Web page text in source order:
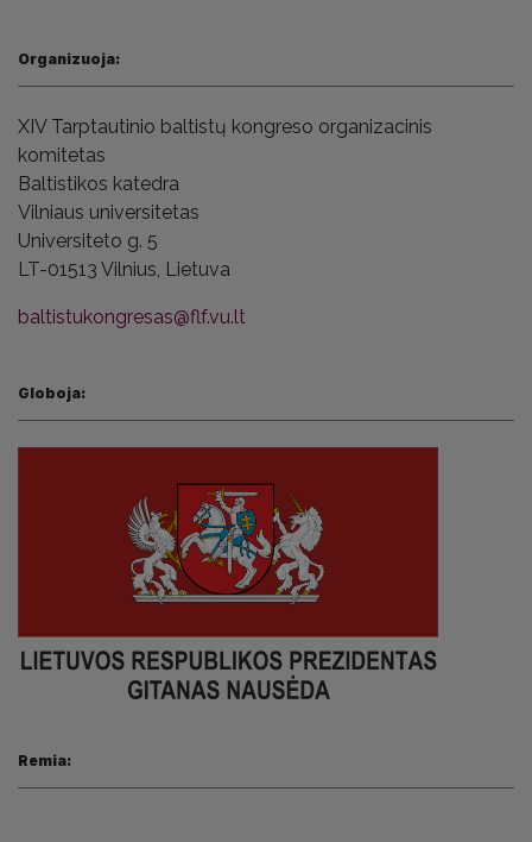
Organizuoja:
XIV Tarptautinio baltistų kongreso organizacinis
komitetas
Baltistikos katedra
Vilniaus universitetas
Universiteto g. 5
LT-01513 Vilnius, Lietuva
baltistukongresas@flf.vu.lt
Globoja:
Remia: